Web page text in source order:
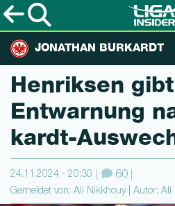
JONATHAN BURKARDT
Henriksen gibt
Entwarnung
kardt-
24.11.2024 - 20:30 60
Gemeldet von: Ali Nikkhouy | Autor: Ali